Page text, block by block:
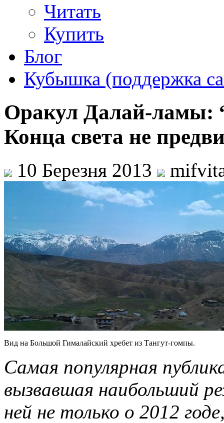
Читать
Купить
Блог
Кубышка (поддержка
Оракул Далай-ламы:
Конца света не
10 Березня 2013
Вид на Большой Гималайский хребет из Тангут-гомпы.
Самая популярная
вызвавшая наибольший
ней не только о 2012